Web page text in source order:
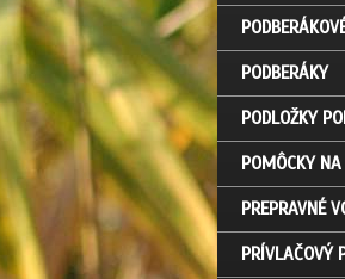
PODBERÁKY
PODLOŽKY
POMÔCKY
PREPRAVNÉ
PRÍVLAČOVÝ